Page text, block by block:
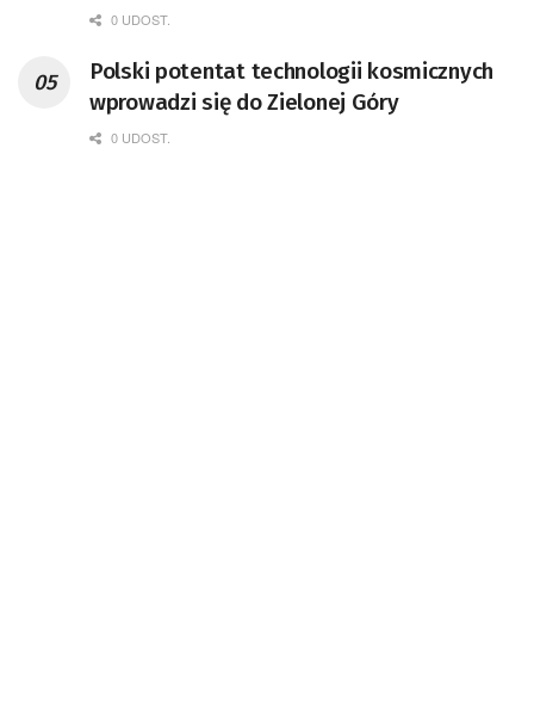
0 UDOST.
Polski potentat technologii kosmicznych
wprowadzi się do Zielonej Góry
0 UDOST.